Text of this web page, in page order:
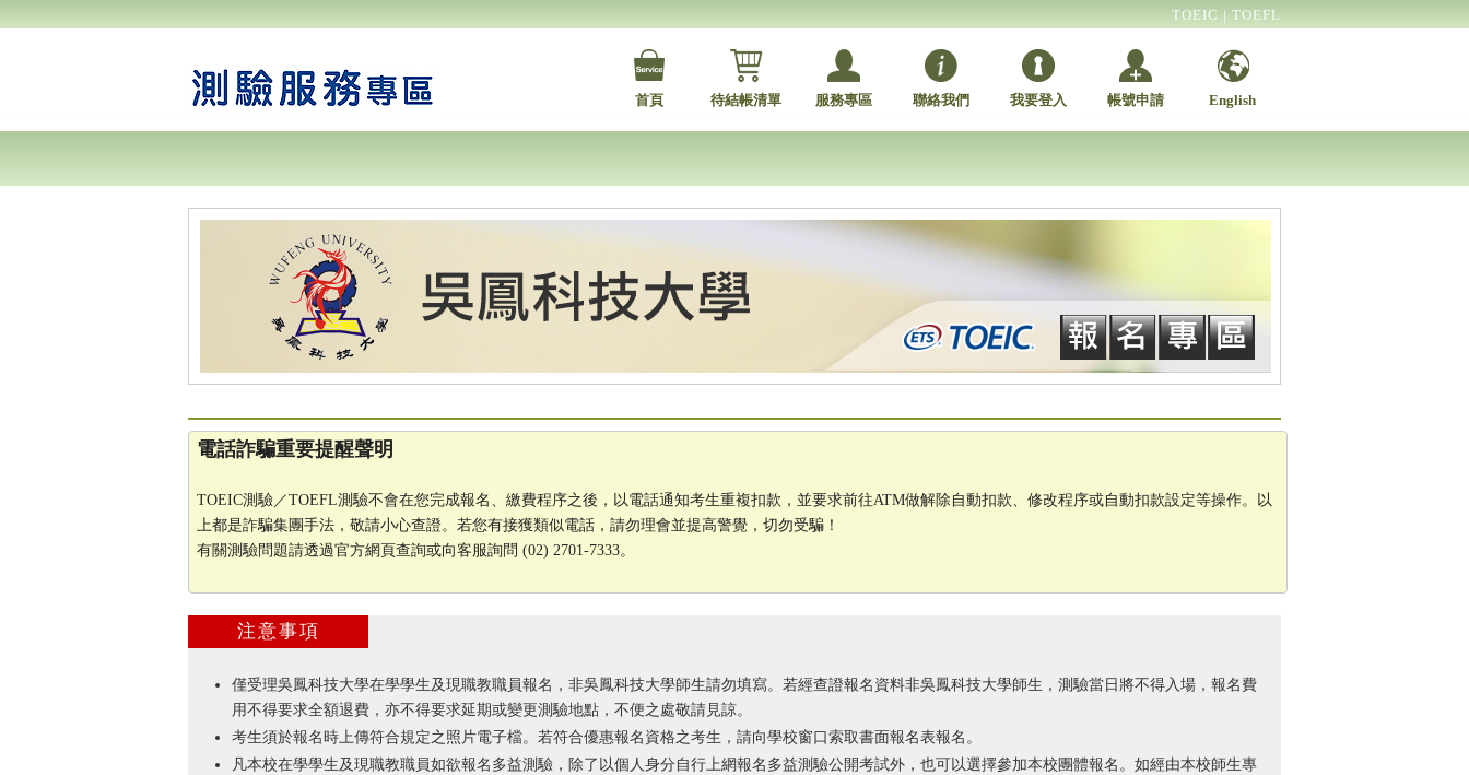
TOEIC | TOEFL
English
帳號申請
我要登入
聯絡我們
服務專區
待結帳清單
首頁
電話詐騙重要提醒聲明
TOEIC測驗／TOEFL測驗不會在您完成報名、繳費程序之後，以電話通知考生重複扣款，並要求前往ATM做解除自動扣款、修改程序或自動扣款設定等操作。以
上都是詐騙集團手法，敬請小心查證。若您有接獲類似電話，請勿理會並提高警覺，切勿受騙！
有關測驗問題請透過官方網頁查詢或向客服詢問 (02) 2701-7333。
注意事項
僅受理吳鳳科技大學在學學生及現職教職員報名，非吳鳳科技大學師生請勿填寫。若經查證報名資料非吳鳳科技大學師生，測驗當日將不得入場，報名費
用不得要求全額退費，亦不得要求延期或變更測驗地點，不便之處敬請見諒。
考生須於報名時上傳符合規定之照片電子檔。若符合優惠報名資格之考生，請向學校窗口索取書面報名表報名。
凡本校在學學生及現職教職員如欲報名多益測驗，除了以個人身分自行上網報名多益測驗公開考試外，也可以選擇參加本校團體報名。如經由本校師生專